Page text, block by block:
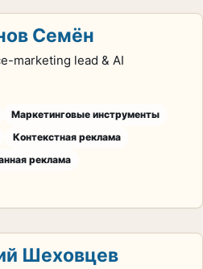
Семён
marketing lead & AI
Маркетинговые инструменты
Контекстная реклама
реклама
Шеховцев